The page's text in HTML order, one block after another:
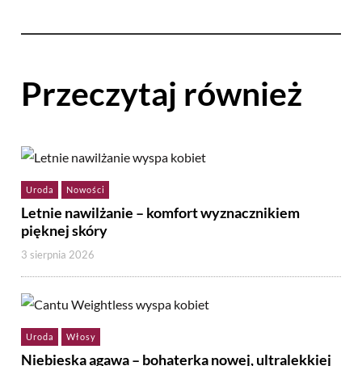
Przeczytaj również
Uroda Nowości
Letnie nawilżanie – komfort wyznacznikiem
pięknej skóry
3 sierpnia 2026
Uroda Włosy
Niebieska agawa – bohaterka nowej, ultralekkiej